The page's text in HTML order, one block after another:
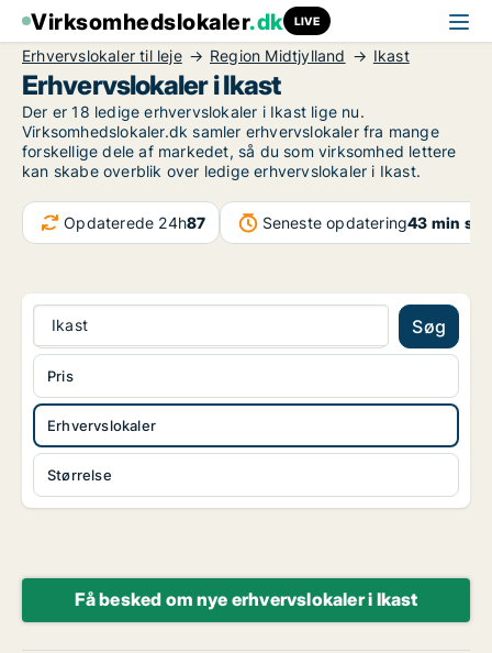
Virksomhedslokaler.dk LIVE
Erhvervslokaler til leje Region Midtjylland Ikast
Erhvervslokaler i Ikast
Der er 18 ledige erhvervslokaler i Ikast lige nu.
Virksomhedslokaler.dk samler erhvervslokaler fra mange
forskellige dele af markedet, så du som virksomhed lettere
kan skabe overblik over ledige erhvervslokaler i Ikast.
Opdaterede 24h87 Seneste opdatering43 min
Ikast Søg
Erhvervslokaler
Størrelse
Pris
Få besked om nye erhvervslokaler i Ikast